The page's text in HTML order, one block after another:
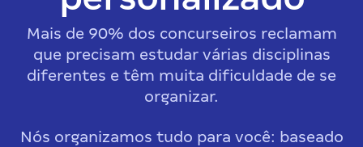
Mais de 90% dos concurseiros reclamam
que precisam estudar várias disciplinas
diferentes e têm muita dificuldade de se
organizar.
Nós organizamos tudo para você: baseado